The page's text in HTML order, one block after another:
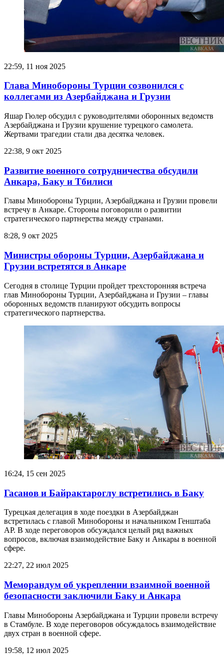
22:59, 11 ноя 2025
Глава Минобороны Турции созвонился с
коллегами из Азербайджана и Грузии
Яшар Гюлер обсудил с руководителями оборонных ведомств
Азербайджана и Грузии крушение турецкого самолета.
Жертвами трагедии стали два десятка человек.
22:38, 9 окт 2025
Развитие военного сотрудничества обсудили
Анкара, Баку и Тбилиси
Главы Минобороны Турции, Азербайджана и Грузии провели
встречу в Анкаре. Стороны поговорили о развитии
стратегического партнерства между странами.
8:28, 9 окт 2025
Министры обороны Турции, Азербайджана и
Грузии встретятся в Анкаре
Сегодня в столице Турции пройдет трехсторонняя встреча
глав Минобороны Турции, Азербайджана и Грузии – главы
оборонных ведомств планируют обсудить вопросы
стратегического партнерства.
16:24, 15 сен 2025
Гасанов и Байрактароглу встретились в Баку
Турецкая делегация в ходе поездки в Азербайджан
встретилась с главой Минобороны и начальником Генштаба
АР. В ходе переговоров обсуждался целый ряд важных
вопросов, включая взаимодействие Баку и Анкары в военной
сфере.
22:27, 22 июл 2025
Меморандум об укреплении взаимной военной
безопасности заключили Баку и Анкара
Главы Минобороны Азербайджана и Турции провели встречу
в Стамбуле. В ходе переговоров обсуждалось взаимодействие
двух стран в военной сфере.
19:58, 12 июл 2025